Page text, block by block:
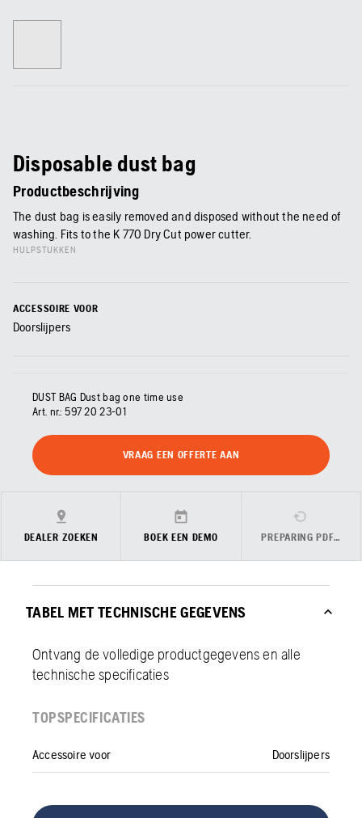
Disposable dust bag
Productbeschrijving
The dust bag is easily removed and disposed without the need of
washing. Fits to the K 770 Dry Cut power cutter.
HULPSTUKKEN
ACCESSOIRE VOOR
Doorslijpers
DUST BAG Dust bag one time use
Art. nr.: 597 20 23‑01
VRAAG EEN OFFERTE AAN
DEALER ZOEKEN BOEK EEN DEMO PREPARING PDF…
TABEL MET TECHNISCHE GEGEVENS
Ontvang de volledige productgegevens en alle
technische specificaties
TOPSPECIFICATIES
Accessoire voor Doorslijpers